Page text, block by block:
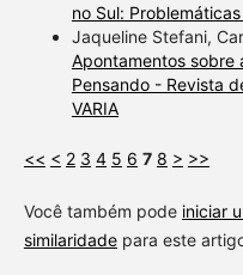
no Sul:
Jaqueline Stefani,
Apontamentos sobre
Pensando - Revista
VARIA
<< < 2 3 4 5 6 7 8 > >>
Você também pode iniciar
similaridadepara este